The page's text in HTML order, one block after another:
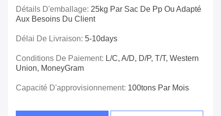
Détails D'emballage: 25kg Par Sac De Pp Ou Adapté
Aux Besoins Du Client
Délai De Livraison: 5-10days
Conditions De Paiement: L/C, A/D, D/P, T/T, Western
Union, MoneyGram
Capacité D'approvisionnement: 100tons Par Mois